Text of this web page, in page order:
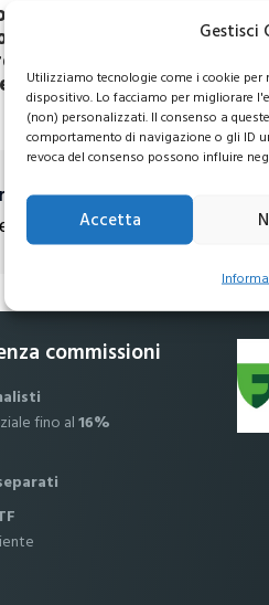
Gestisci
Utilizziamo tecnologie come i cookie
dispositivo. Lo facciamo per migliorare
(non) personalizzati. Il consenso a
comportamento di navigazione o gli ID
revoca del consenso possono influire
Accetta
verso 6.000 dollari? Le
previsioni di Wall
sorprendono gli
esclusive per i tuoi
commissioni
fino al16%